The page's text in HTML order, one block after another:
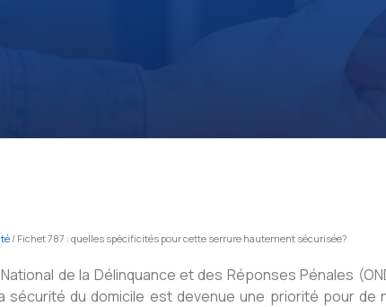
/ Fichet 787 : quelles spécificités pour cette serrure hautement sécurisée?
National de la Délinquance et des Réponses Pénales
sécurité du domicile est devenue une priorité pour